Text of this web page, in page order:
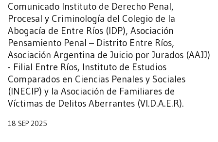
Comunicado Instituto de Derecho Penal,
Procesal y Criminología del Colegio de la
Abogacía de Entre Ríos (IDP), Asociación
Pensamiento Penal – Distrito Entre Ríos,
Asociación Argentina de Juicio por Jurados (AAJJ)
- Filial Entre Ríos, Instituto de Estudios
Comparados en Ciencias Penales y Sociales
(INECIP) y la Asociación de Familiares de
Víctimas de Delitos Aberrantes (VI.D.A.E.R).
18 SEP 2025